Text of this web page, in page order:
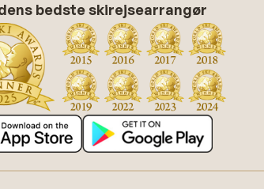
bedste skirejsearrangør